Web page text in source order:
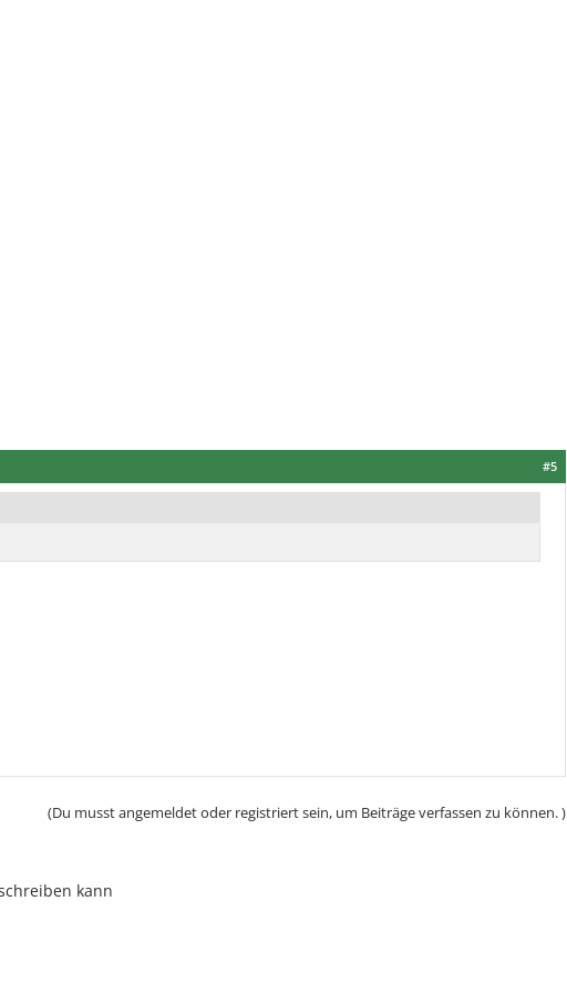
#5
(Du musst angemeldet oder registriert sein, um Beiträge verfassen zu können. )
kann